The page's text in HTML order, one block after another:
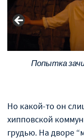
Попытка
Но какой-то он
хипповской
грудью. На дворе